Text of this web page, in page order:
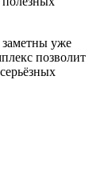
заметны уже
позволит